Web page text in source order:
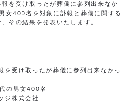
を受け取ったが葬儀に参列出来なか
女400名を対象に訃報と葬儀に関する
その結果を発表いたします。
を受け取ったが葬儀に参列出来なかっ
の男女400名
ジ株式会社